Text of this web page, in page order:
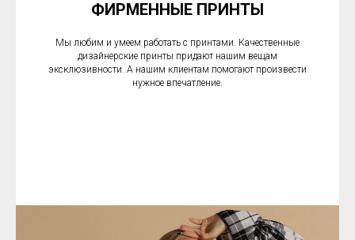
ФИРМЕННЫЕ ПРИНТЫ
Мы любим и умеем работать с принтами. Качественные
дизайнерские принты придают нашим вещам
эксклюзивности. А нашим клиентам помогают произвести
нужное впечатление.